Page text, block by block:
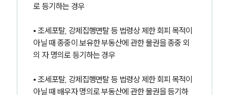
주요 업무사례
사례분석/최신동향
법률정보
고객후기
로 등기하는 경우
• 조세포탈, 강제집행면탈 등 법령상 제한 회피 목적이
아닐 때 종중이 보유한 부동산에 관한 물권을 종중 외
의 자 명의로 등기하는 경우
• 조세포탈, 강제집행면탈 등 법령상 제한 회피 목적이
아닐 때 배우자 명의로 부동산에 관한 물권을 등기하